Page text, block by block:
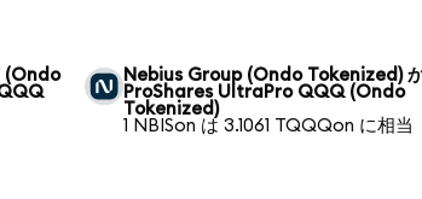
(Ondo
Nebius Group (Ondo Tokenized)
ProShares UltraPro QQQ (Ondo
Tokenized)
1 NBISon は 3.1061 TQQQon に相当